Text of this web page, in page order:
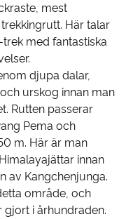
mest
Här talar
trek med fantastiska
djupa dalar,
urskog innan man
Rutten passerar
Pema och
m. Här är man
innan
av Kangchenjunga.
område, och
gjort i århundraden.